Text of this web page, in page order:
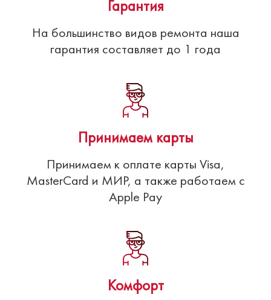
Гарантия
На большинство видов ремонта наша
гарантия составляет до 1 года
Принимаем карты
Принимаем к оплате карты Visa,
MasterCard и МИР, а также работаем с
Apple Pay
Комфорт